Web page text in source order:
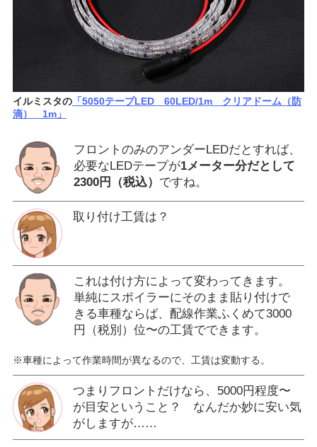
イルミスタの「5050テープLED 60LED/1m クリアドーム（防
滴） 1m」
フロントのみのアンダーLEDだとすれば、
必要なLEDテープが1メーター分だとして
2300円（税込） ですね。
取り付け工賃は？
これは付け方によって変わってきます。
単純にスポイラーにそのまま貼り付けで
きる車種ならば、配線作業ふくめて3000
円（税別）位〜の工賃でできます。
※車種によって作業時間が異なるので、工賃は変動する。
つまりフロントだけなら、5000円程度〜
が目安ということ？ なんだか妙に安い気
がしますが……